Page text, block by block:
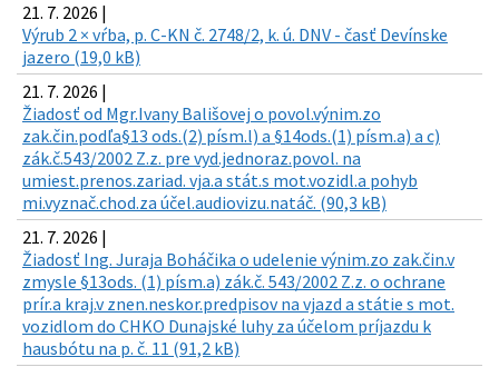
21. 7. 2026 |
Výrub 2 × vŕba, p. C-KN č. 2748/2, k. ú. DNV - časť Devínske
jazero (19,0 kB)
21. 7. 2026 |
Žiadosť od Mgr.Ivany Bališovej o povol.výnim.zo
zak.čin.podľa§13 ods.(2) písm.l) a §14ods.(1) písm.a) a c)
zák.č.543/2002 Z.z. pre vyd.jednoraz.povol. na
umiest.prenos.zariad. vja.a stát.s mot.vozidl.a pohyb
mi.vyznač.chod.za účel.audiovizu.natáč. (90,3 kB)
21. 7. 2026 |
Žiadosť Ing. Juraja Boháčika o udelenie výnim.zo zak.čin.v
zmysle §13ods. (1) písm.a) zák.č. 543/2002 Z.z. o ochrane
prír.a kraj.v znen.neskor.predpisov na vjazd a státie s mot.
vozidlom do CHKO Dunajské luhy za účelom príjazdu k
hausbótu na p. č. 11 (91,2 kB)